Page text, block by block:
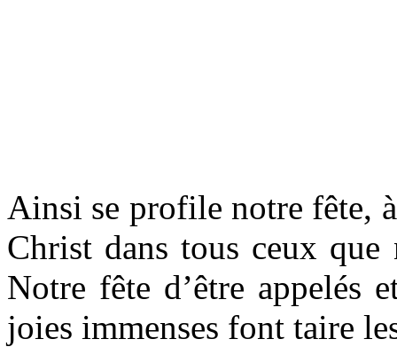
Ainsi se profile notre fête,
Christ dans tous ceux
Notre fête d’être appelés
joies immenses font taire